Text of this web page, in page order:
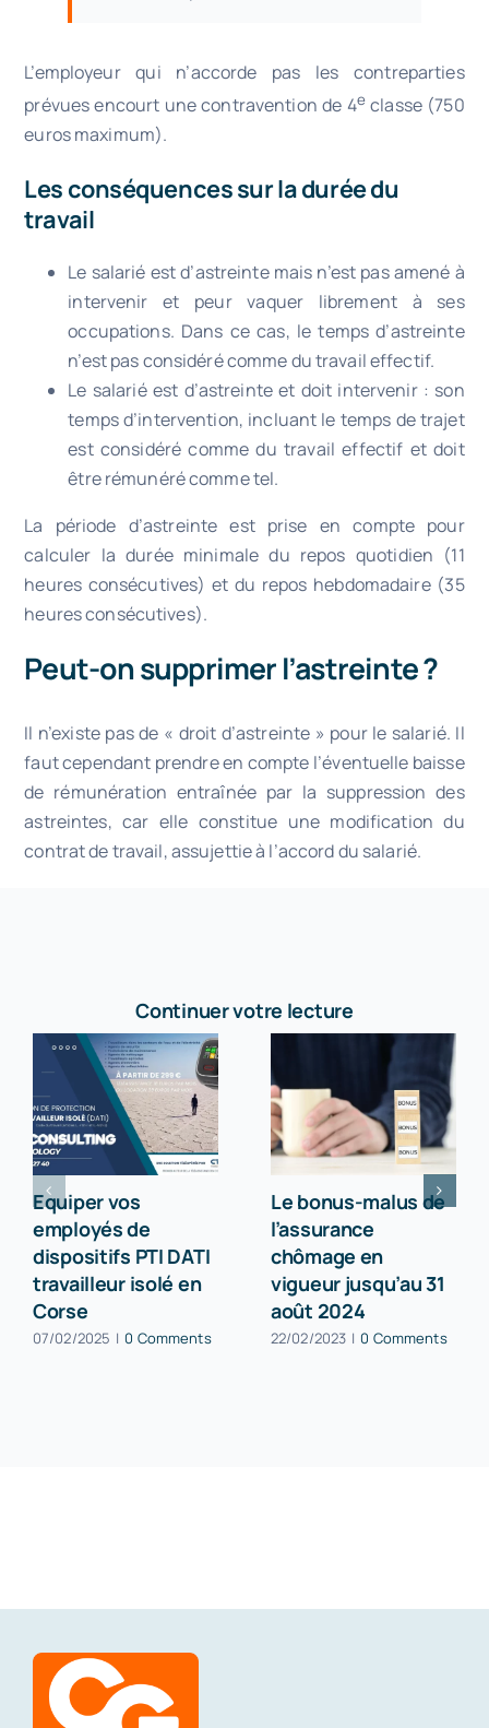
L’employeur qui n’accorde pas les contreparties
prévues encourt une contravention de 4eclasse (750
euros maximum).
Les conséquences sur la durée du
travail
Le salarié est d’astreinte mais n’est pas amené à
intervenir et peur vaquer librement à ses
occupations. Dans ce cas, le temps d’astreinte
n’est pas considéré comme du travail effectif.
Le salarié est d’astreinte et doit intervenir : son
temps d’intervention, incluant le temps de trajet
est considéré comme du travail effectif et doit
être rémunéré comme tel.
La période d’astreinte est prise en compte pour
calculer la durée minimale du repos quotidien (11
heures consécutives) et du repos hebdomadaire (35
heures consécutives).
Peut-on supprimer l’astreinte ?
Il n’existe pas de « droit d’astreinte » pour le salarié. Il
faut cependant prendre en compte l’éventuelle baisse
de rémunération entraînée par la suppression des
astreintes, car elle constitue une modification du
contrat de travail, assujettie à l’accord du salarié.
Continuer votre lecture
Equiper vos
employés de
dispositifs PTI DATI
travailleur isolé en
Corse
07/02/2025 | 0 Comments
Le bonus-malus de
l’assurance
chômage en
vigueur jusqu’au 31
août 2024
22/02/2023 | 0 Comments